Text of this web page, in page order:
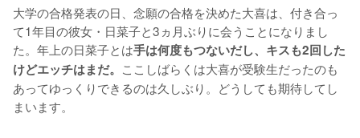
大学の合格発表の日、念願の合格を決めた大喜は、付き合っ
て1年目の彼女・日菜子と3ヵ月ぶりに会うことになりまし
た。年上の日菜子とは手は何度もつないだし、キスも2回した
けどエッチはまだ。 ここしばらくは大喜が受験生だったのも
あってゆっくりできるのは久しぶり。どうしても期待してし
まいます。